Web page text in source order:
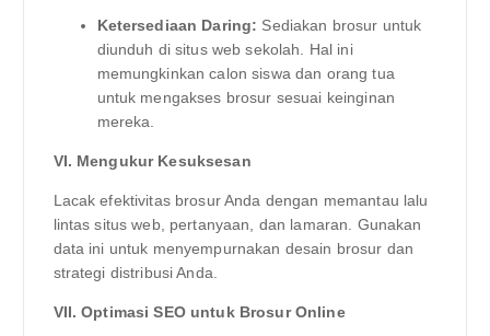
Ketersediaan Daring: Sediakan brosur untuk
diunduh di situs web sekolah. Hal ini
memungkinkan calon siswa dan orang tua
untuk mengakses brosur sesuai keinginan
mereka.
VI. Mengukur Kesuksesan
Lacak efektivitas brosur Anda dengan memantau lalu
lintas situs web, pertanyaan, dan lamaran. Gunakan
data ini untuk menyempurnakan desain brosur dan
strategi distribusi Anda.
VII. Optimasi SEO untuk Brosur Online